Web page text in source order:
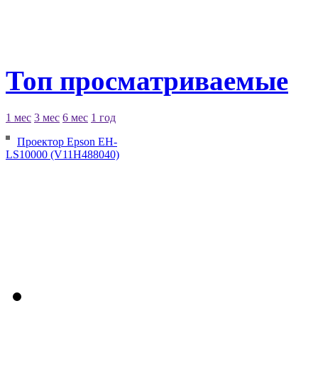
Топ просматриваемые
1 мес 3 мес 6 мес 1 год
Проектор Epson EH-
LS10000 (V11H488040)